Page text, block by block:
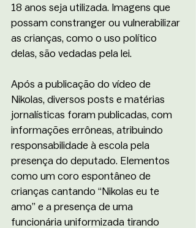
18 anos seja utilizada. Imagens que
possam constranger ou vulnerabilizar
as crianças, como o uso político
delas, são vedadas pela lei.
Após a publicação do vídeo de
Nikolas, diversos posts e matérias
jornalísticas foram publicadas, com
informações errôneas, atribuindo
responsabilidade à escola pela
presença do deputado. Elementos
como um coro espontâneo de
crianças cantando “Nikolas eu te
amo” e a presença de uma
funcionária uniformizada tirando